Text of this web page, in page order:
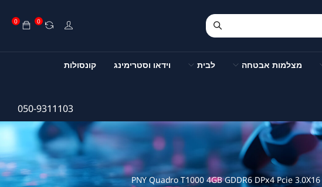
0 0
מצלמות אבטחה לבית וידאו וסטרימינג
קונסולות
050-9311103